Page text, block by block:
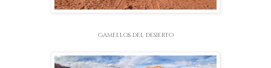
Camellos del desierto